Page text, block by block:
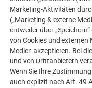
Die PREFA
Aluminium
weitere
PREFA
Fassade.
Marketing-Aktivitäten
(„Marketing & externe
entweder über
von Cookies und externen
Medien akzeptieren. Bei
und von Drittanbietern
Wenn Sie Ihre
auch explizit nach Art. 49